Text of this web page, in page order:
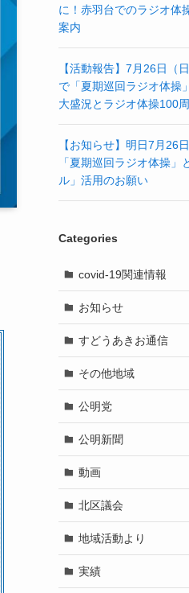
に！赤羽台でのラジオ体
案内
【活動報告】7月26日（
で「夏期巡回ラジオ体操
大盛況とラジオ体操100
【お知らせ】明日7月26
「夏期巡回ラジオ体操」
ル」活用のお願い
Categories
covid-19関連情報
お知らせ
すどうあきお通信
その他地域
公明党
公明新聞
動画
北区議会
地域活動より
実績